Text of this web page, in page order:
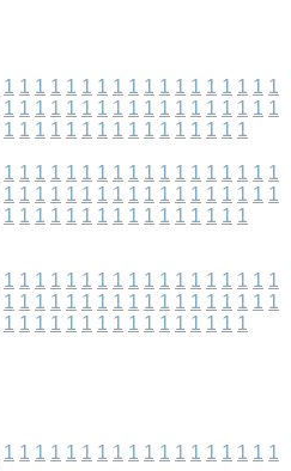
1 1 1 1 1 1 1 1 1 1 1 1 1 1 1 1 1 1
1 1 1 1 1 1 1 1 1 1 1 1 1 1 1 1 1 1
1 1 1 1 1 1 1 1 1 1 1 1 1 1 1 1
1 1 1 1 1 1 1 1 1 1 1 1 1 1 1 1 1 1
1 1 1 1 1 1 1 1 1 1 1 1 1 1 1 1 1 1
1 1 1 1 1 1 1 1 1 1 1 1 1 1 1 1
1 1 1 1 1 1 1 1 1 1 1 1 1 1 1 1 1 1
1 1 1 1 1 1 1 1 1 1 1 1 1 1 1 1 1 1
1 1 1 1 1 1 1 1 1 1 1 1 1 1 1 1
1 1 1 1 1 1 1 1 1 1 1 1 1 1 1 1 1 1